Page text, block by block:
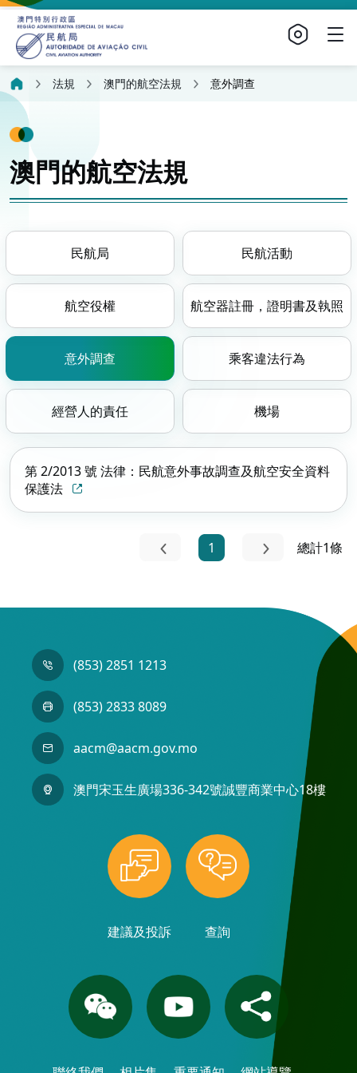
法規 澳門的航空法規 意外調查
澳門的航空法規
民航局 民航活動
航空役權 航空器註冊，證明書及執照
意外調查 乘客違法行為
經營人的責任 機場
第 2/2013 號 法律：民航意外事故調查及航空安全資料
保護法
1 總計1條
(853) 2851 1213
(853) 2833 8089
aacm@aacm.gov.mo
澳門宋玉生廣場336-342號誠豐商業中心18樓
建議及投訴 查詢